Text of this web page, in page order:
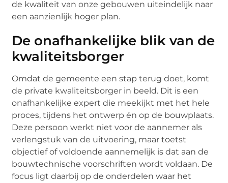
de kwaliteit van onze gebouwen uiteindelijk naar
een aanzienlijk hoger plan.
De onafhankelijke blik van de
kwaliteitsborger
Omdat de gemeente een stap terug doet, komt
de private kwaliteitsborger in beeld. Dit is een
onafhankelijke expert die meekijkt met het hele
proces, tijdens het ontwerp én op de bouwplaats.
Deze persoon werkt niet voor de aannemer als
verlengstuk van de uitvoering, maar toetst
objectief of voldoende aannemelijk is dat aan de
bouwtechnische voorschriften wordt voldaan. De
focus ligt daarbij op de onderdelen waar het